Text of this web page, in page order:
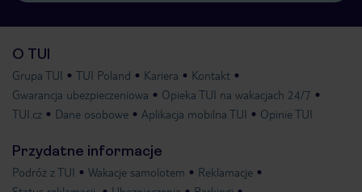
O TUI
Grupa TUI TUI Poland Kariera
Kontakt
Gwarancja ubezpieczeniowa
Opieka TUI na wakacjach 24/7
TUI.cz
Dane osobowe Aplikacja mobilna TUI Opinie TUI
Przydatne informacje
Podróż z TUI Wakacje samolotem
Reklamacje